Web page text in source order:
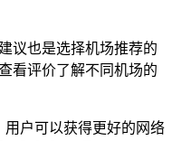
议也是选择机场推荐的
看评价了解不同机场的
户可以获得更好的网络